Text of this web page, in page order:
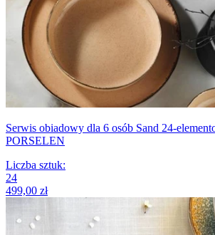
Serwis obiadowy dla 6 osób Sand 24-
PORSELEN
Liczba sztuk:
24
499,00 zł